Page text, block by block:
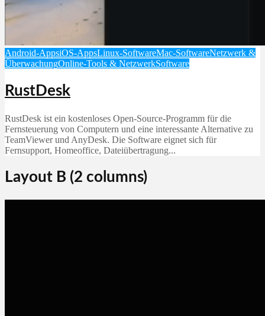
Android-AppsiOS-AppsLinux-SoftwareMac-SoftwareNetzwerk &
ÜberwachungOnline-Tools & NetzwerkSoftware
RustDesk
RustDesk ist ein kostenloses Open-Source-Programm für die
Fernsteuerung von Computern und eine interessante Alternative zu
TeamViewer und AnyDesk. Die Software eignet sich für
Fernsupport, Homeoffice, Dateiübertragung...
Layout B (2 columns)